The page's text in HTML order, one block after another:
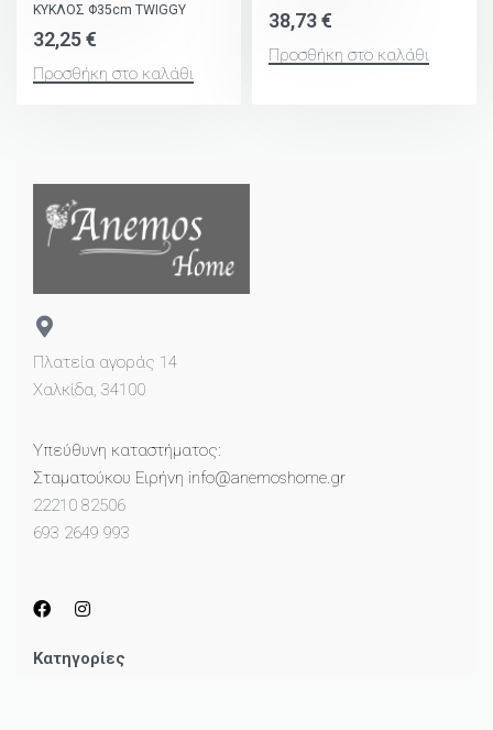
ΚΥΚΛΟΣ Φ35cm TWIGGY
32,25€
Προσθήκη στο καλάθι
38,73€
Προσθήκη στο καλάθι
Πλατεία αγοράς 14
Χαλκίδα, 34100
Υπεύθυνη καταστήματος:
Σταματούκου Ειρήνη info@anemoshome.gr
22210 82506
693 2649 993
Κατηγορίες